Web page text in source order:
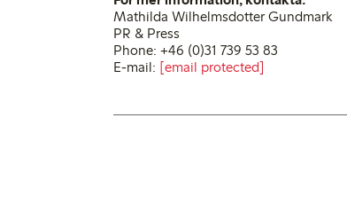
Mathilda Wilhelmsdotter Gundmark
PR & Press
Phone: +46 (0)31 739 53 83
E-mail: [email protected]